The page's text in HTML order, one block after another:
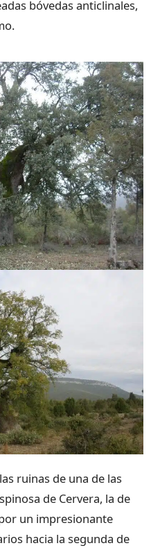
bóvedas anticlinales,
ruinas de una de las
de Cervera, la de
un impresionante
hacia la segunda de